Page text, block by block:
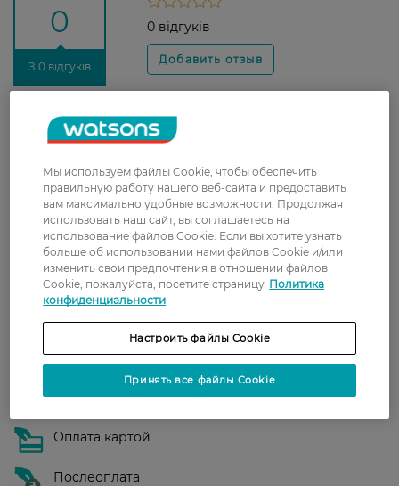
0
З 0 відгуків
0 відгуків
Доставка
В отделение Новой почты - 99 грн, бесплатно
от 699 грн
Укрпочта
Стоимость доставки – 79 грн, бесплатная
доставка от – 599 грн
Забрать сегодня в магазине Watsons
Стоимость доставки – 0 грн
Показать больше
Оплата
Оплата картой
Послеоплата
Мы используем файлы Cookie, чтобы обеспечить
правильную работу нашего веб-сайта и предоставить
вам максимально удобные возможности. Продолжая
использовать наш сайт, вы соглашаетесь на
использование файлов Cookie. Если вы хотите узнать
больше об использовании нами файлов Cookie и/или
изменить свои предпочтения в отношении файлов
Cookie, пожалуйста, посетите страницу Политика
конфиденциальности
Настроить файлы Cookie
Принять все файлы Cookie